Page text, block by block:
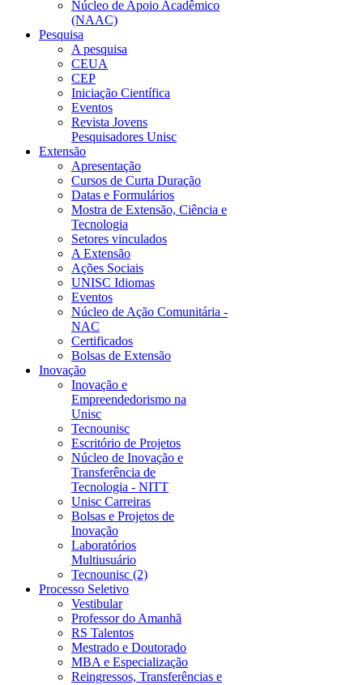
Núcleo de Apoio Acadêmico
(NAAC)
Pesquisa
A pesquisa
CEUA
CEP
Iniciação Científica
Eventos
Revista Jovens
Pesquisadores Unisc
Extensão
Apresentação
Cursos de Curta Duração
Datas e Formulários
Mostra de Extensão, Ciência e
Tecnologia
Setores vinculados
A Extensão
Ações Sociais
UNISC Idiomas
Eventos
Núcleo de Ação Comunitária -
NAC
Certificados
Bolsas de Extensão
Inovação
Inovação e
Empreendedorismo na
Unisc
Tecnounisc
Escritório de Projetos
Núcleo de Inovação e
Transferência de
Tecnologia - NITT
Unisc Carreiras
Bolsas e Projetos de
Inovação
Laboratórios
Multiusuário
Tecnounisc (2)
Processo Seletivo
Vestibular
Professor do Amanhã
RS Talentos
Mestrado e Doutorado
MBA e Especialização
Reingressos, Transferências e